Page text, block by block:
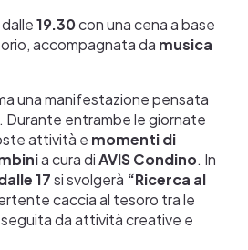
19.30con una cena a base
accompagnata da musica
una manifestazione pensata
Durante entrambe le giornate
attività e momenti di
a cura diAVIS Condino. In
17si svolgerà “Ricerca al
caccia al tesoro tra le
da attività creative e